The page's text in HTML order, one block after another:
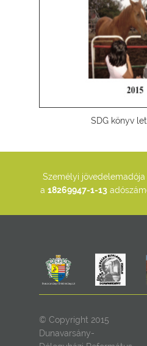
SDG könyv
Személyi jövedelemadója
a 18269947-1-13
© Copyright 2015
Dunavarsány-